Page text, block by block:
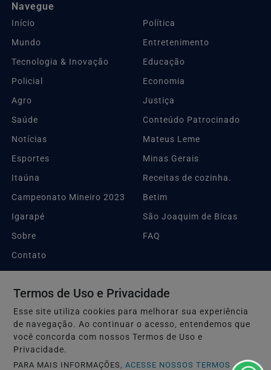
Navegue
Início
Política
Mundo
Entretenimento
Tecnologia & Inovação
Educação
Policial
Economia
Agro
Justiça
Saúde
Conteúdo Patrocinado
Notícias
Mateus Leme
Esportes
Minas Gerais
Itaúna
Receitas de cozinha.
Campeonato Mineiro 2023
Betim
Igarapé
São Joaquim de Bicas
Sobre
FAQ
Contato
Pesquisar Notícia
Embarque na Notícia
Termos de Uso e Privacidade
Esse site utiliza cookies para melhorar sua experiência
de navegação. Ao continuar o acesso, entendemos que
você concorda com nossos Termos de Uso e
Privacidade.
PARA MAIS INFORMAÇÕES,ACESSE NOSSOS TERMOS